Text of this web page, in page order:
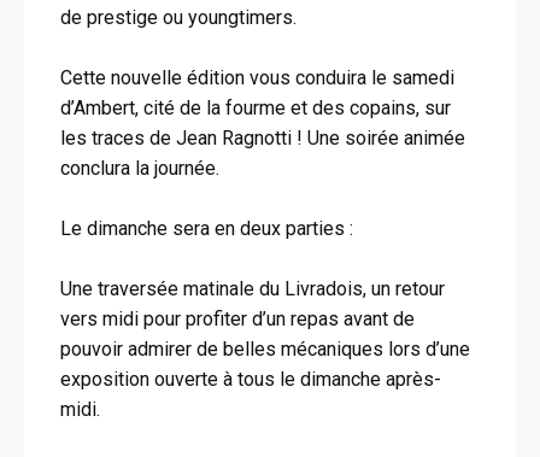
de prestige ou youngtimers.
Cette nouvelle édition vous conduira le samedi
d’Ambert, cité de la fourme et des copains, sur
les traces de Jean Ragnotti ! Une soirée animée
conclura la journée.
Le dimanche sera en deux parties :
Une traversée matinale du Livradois, un retour
vers midi pour profiter d’un repas avant de
pouvoir admirer de belles mécaniques lors d’une
exposition ouverte à tous le dimanche après-
midi.